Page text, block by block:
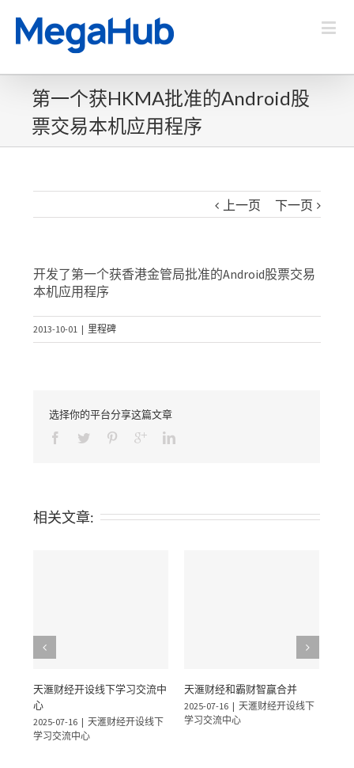
第一个获HKMA批准的Android股
票交易本机应用程序
上一页 下一页
开发了第一个获香港金管局批准的Android股票交易
本机应用程序
2013-10-01 | 里程碑
选择你的平台分享这篇文章
相关文章:
天滙财经开设线下学习交流中
心
2025-07-16 | 天滙财经开设线下
学习交流中心
天滙财经和霸财智赢合并
2025-07-16 | 天滙财经开设线下
学习交流中心